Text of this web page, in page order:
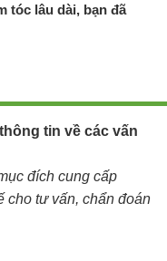
tóc lâu dài, bạn đã
tin về các vấn
đích cung cấp
cho tư vấn, chẩn đoán